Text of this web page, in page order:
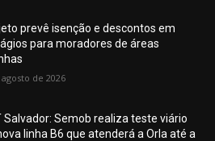
prevê isenção e descontos em
para moradores de áreas
de 2026
Salvador: Semob realiza teste viário
linha B6 que atenderá a Orla até a